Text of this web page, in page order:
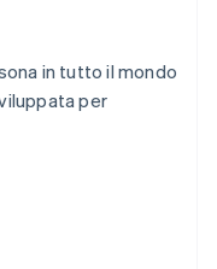
in tutto il mondo
per